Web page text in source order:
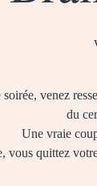
venez
du
Une vraie
vous quittez